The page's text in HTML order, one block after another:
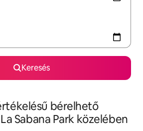
Keresés
bérelhető
Sabana Park közelében